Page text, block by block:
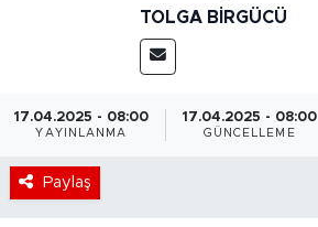
TOLGA BIRGÜCÜ
17.04.2025 - 08:00
YAYINLANMA
17.04.2025 - 08:00
GÜNCELLEME
Paylaş
Son Dakika Haberleri
Haber Arşivi